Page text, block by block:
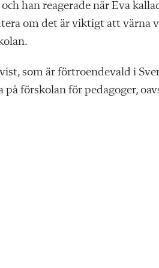
han reagerade när Eva
om det är viktigt att värna
som är förtroendevald i
förskolan för pedagoger,